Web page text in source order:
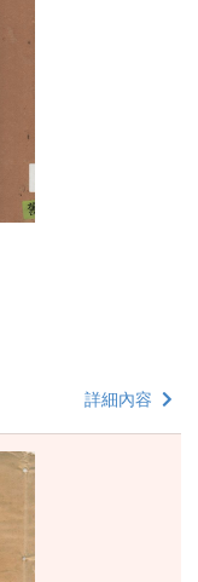
詳細內容